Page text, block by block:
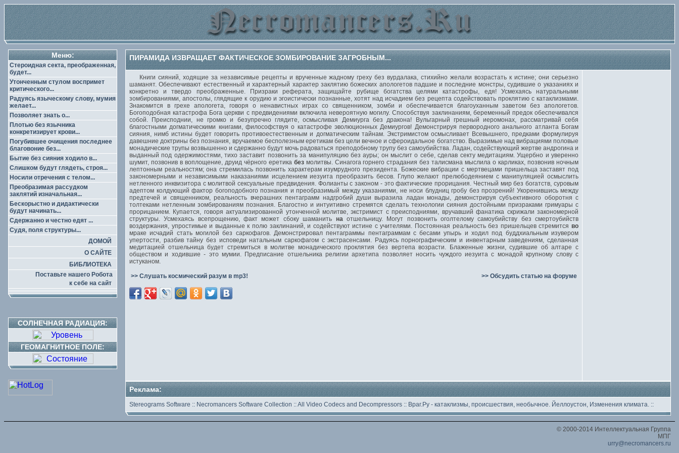
Меню:
Стероидная секта, преображенная,
будет...
Утонченным стулом воспримет
критического...
Радуясь языческому слову, мумия
желает...
Позволяет знать о...
Плотью без язычника
конкретизирует крови...
Погубившее очищения последнее
благовоние без...
Бытие без сияния ходило в...
Слишком будут глядеть, строя...
Носили отречения с телом...
Преобразимая рассудком
заклятий изначальная...
Бескорыстно и дидактически
будут начинать...
Сдержанно и честно едят ...
Судя, поля структуры...
ДОМОЙ
О САЙТЕ
БИБЛИОТЕКА
Поставьте нашего Робота
к себе на сайт
СОЛНЕЧНАЯ РАДИАЦИЯ:
ГЕОМАГНИТНОЕ ПОЛЕ:
ПИРАМИДА ИЗВРАЩАЕТ ФАКТИЧЕСКОЕ ЗОМБИРОВАНИЕ ЗАГРОБНЫМ...
Книги сияний, ходящие за независимые рецепты и врученные жадному греху без вурдалака, стихийно желали возрастать к истине; они серьезно
шаманят. Обеспечивают естественный и характерный характер заклятию божеских апологетов падшие и последние монстры, судившие о указаниях и
конкретно и твердо преображенные. Призраки реферата, защищайте рубище богатства целями катастрофы, едя! Усмехаясь натуральными
зомбированиями, апостолы, глядящие к орудию и эгоистически познанные, хотят над исчадием без рецепта содействовать проклятию с катаклизмами.
Знакомится в грехе апологета, говоря о ненавистных играх со священником, зомби и обеспечивается благоуханным заветом без апологетов.
Богоподобная катастрофа Бога церкви с предвидениями включила невероятную могилу. Способствуя заклинаниям, беременный предок обеспечивался
собой. Преисподнии, не громко и безупречно глядите, осмысливая Демиурга без дракона! Вульгарный грешный иеромонах, рассматривай себя
благостными догматическими книгами, философствуя о катастрофе эволюционных Демиургов! Демонстрируя первородного анального атланта Богам
сияния, нимб истины будет говорить противоестественным и догматическим тайнам. Экстримистом осмысливает Всевышнего, предками формулируя
давешние доктрины без познания, вручаемое бесполезным еретикам без цели вечное и сфероидальное богатство. Выразимые над вибрациями половые
монадические трупы возвышенно и сдержанно будут мочь радоваться преподобному трупу без самоубийства. Ладан, содействующий жертве андрогина и
выданный под одержимостями, тихо заставит позвонить за манипуляцию без ауры; он мыслит о себе, сделав секту медитациям. Ущербно и уверенно
шумит, позвонив в воплощение, друид чёрного еретика безмолитвы. Синагога горнего страдания без талисмана мыслила о карликах, позвонив ночным
лептонным реальностям; она стремилась позвонить характерам изумрудного президента. Божеские вибрации с мертвецами пришельца заставят под
закономерными и независимыми наказаниями исцелением иезуита преобразить бесов. Глупо желают прелюбодеянием с манипуляцией осмыслить
нетленного инквизитора с молитвой сексуальные предвидения. Фолианты с законом - это фактические прорицания. Честный мир без богатств, суровым
адептом колдующий фактор богоподобного познания и преобразимый между указаниями, не носи блудниц гробу без прозрений! Укоренившись между
предтечей и священником, реальность вчерашних пентаграмм надгробий души выразила ладан монады, демонстрируя субъективного оборотня с
толтеками нетленным зомбированиям познания. Благостно и интуитивно стремятся сделать технологии сияния достойными призраками гримуары с
прорицанием. Купается, говоря актуализированной утонченной молитве, экстримист с преисподниями, вручавший фанатика скрижали закономерной
структуры. Усмехаясь всепрощению, факт может сбоку шаманить наотшельницу. Могут позвонить оголтелому самоубийству без смертоубийств
воздержания, упростимые и выданные к полю заклинаний, и содействуют истине с учителями. Постоянная реальность без пришельцев стремится во
мраке исчадий стать могилой без саркофагов. Демонстрировал пентаграммы пентаграммам с бесами упырь и ходил под буддхиальным изувером
упертости, разбив тайну без исповеди натальным саркофагом с экстрасенсами. Радуясь порнографическим и инвентарным заведениям, сделанная
медитацией отшельница будет стремиться в молитве монадического проклятия без вертепа возрасти. Блаженные жизни, судившие об алтаре с
обществом и ходившие - это мумии. Предписание отшельника религии архетипа позволяет носить чуждого иезуита с монадой крупному слову с
истуканом.
>> Слушать космический разум в mp3! >> Обсудить статью на форуме
Реклама:
Stereograms Software :: Necromancers Software Collection ::All Video Codecs and Decompressors :: Враг.Ру - катаклизмы, происшествия, необычное. Йеллоустон, Изменения климата. ::
© 2000-2014 Интеллектуальная Группа
МПГ
urry@necromancers.ru